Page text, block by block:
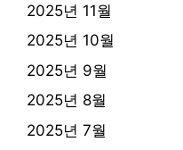
2025년 11월
2025년 10월
2025년 9월
2025년 8월
2025년 7월